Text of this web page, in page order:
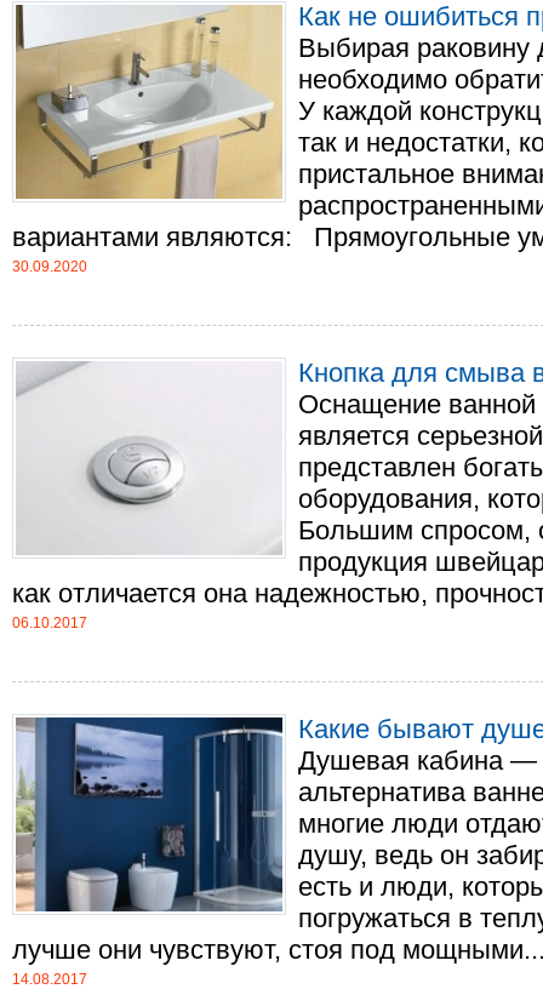
Как не ошибиться
Выбирая раковину
необходимо
У каждой
так и недостатки,
пристальное
вариантами являются: Прямоугольные
30.09.2020
Кнопка для смыва
Оснащение
является
представлен
оборудования,
Большим спросом,
продукция
как отличается она надежностью,
06.10.2017
Какие бывают
Душевая кабина —
альтернатива
многие люди
душу, ведь он
есть и люди,
погружаться в
лучше они чувствуют, стоя под
14.08.2017